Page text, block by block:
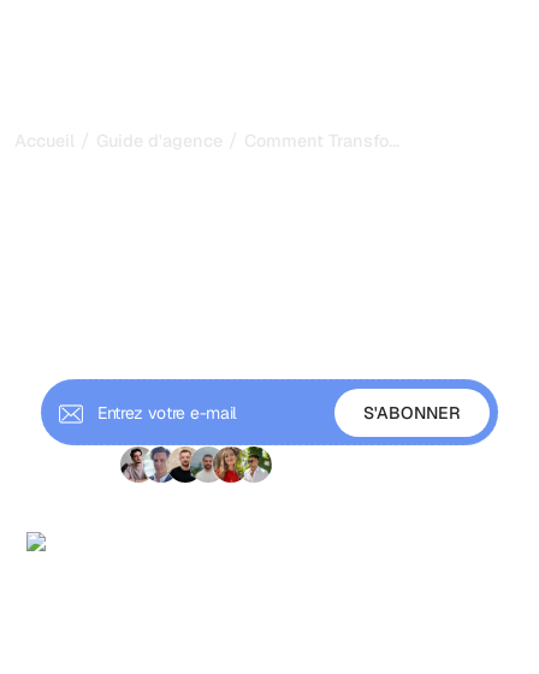
Accueil / Guide d'agence / Comment Transformer un Client
...